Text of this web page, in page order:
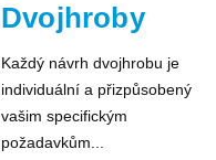
Dvojhroby
Každý návrh dvojhrobu je
individuální a přizpůsobený
vašim specifickým
požadavkům...